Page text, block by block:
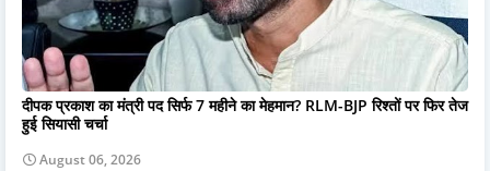
दीपक प्रकाश का मंत्री पद सिर्फ 7 महीने का मेहमान? RLM-BJP रिश्तों पर फिर तेज
हुई सियासी चर्चा
August 06, 2026